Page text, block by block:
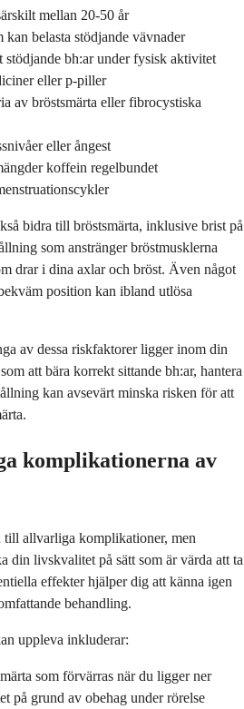
mellan 20-50 år
kan belasta stödjande vävnader
stödjande bh:ar under fysisk aktivitet
eller p-piller
av bröstsmärta eller fibrocystiska
eller ångest
koffein regelbundet
bidra till bröstsmärta, inklusive brist på
som anstränger bröstmusklerna
drar i dina axlar och bröst. Även något
position kan ibland utlösa
av dessa riskfaktorer ligger inom din
att bära korrekt sittande bh:ar, hantera
kan avsevärt minska risken för att
komplikationerna av
till allvarliga komplikationer, men
din livskvalitet på sätt som är värda att ta
effekter hjälper dig att känna igen
behandling.
uppleva inkluderar:
som förvärras när du ligger ner
på grund av obehag under rörelse